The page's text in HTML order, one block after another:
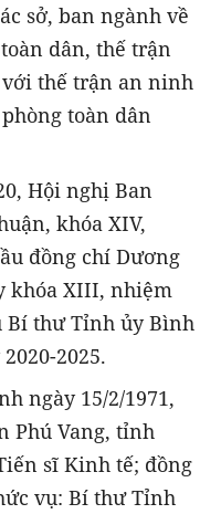
sở, ban ngành về
dân, thế trận
thế trận an ninh
toàn dân
Hội nghị Ban
khóa XIV,
đồng chí Dương
khóa XIII, nhiệm
Bí thư Tỉnh ủy Bình
2025.
ngày 15/2/1971,
Phú Vang, tỉnh
sĩ Kinh tế; đồng
vụ: Bí thư Tỉnh